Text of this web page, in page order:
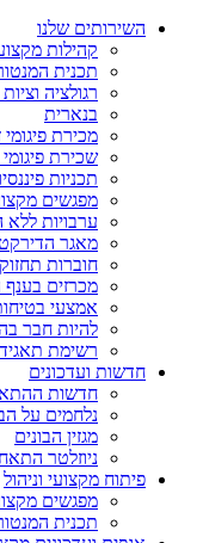
השירותים שלנו
קהילות
תכנית
רגולציה
בנארית
מכירת
שכירת
תכניות
מפגשים
ערבויות
מאגר
חוברות
מכרזים
אמצעי
להיות חבר
רשימת
חדשות ועדכונים
חדשות
נלחמים על
מגזין הבונים
ניוזלטר
פיתוח מקצועי וניהול
מפגשים
תכנית